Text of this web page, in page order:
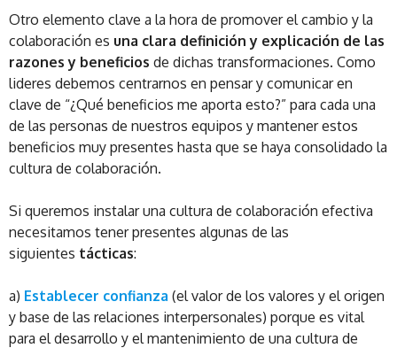
Otro elemento clave a la hora de promover el cambio y la
colaboración es una clara definición y explicación de las
razones y beneficios de dichas transformaciones. Como
lideres debemos centrarnos en pensar y comunicar en
clave de “¿Qué beneficios me aporta esto?” para cada una
de las personas de nuestros equipos y mantener estos
beneficios muy presentes hasta que se haya consolidado la
cultura de colaboración.
Si queremos instalar una cultura de colaboración efectiva
necesitamos tener presentes algunas de las
siguientes tácticas:
a) Establecer confianza (el valor de los valores y el origen
y base de las relaciones interpersonales) porque es vital
para el desarrollo y el mantenimiento de una cultura de